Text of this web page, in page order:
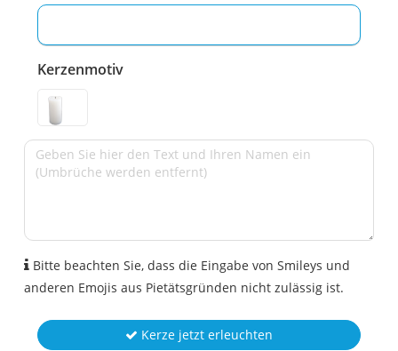
Kerzenmotiv
Bitte beachten Sie, dass die Eingabe von Smileys und
anderen Emojis aus Pietätsgründen nicht zulässig ist.
Kerze jetzt erleuchten